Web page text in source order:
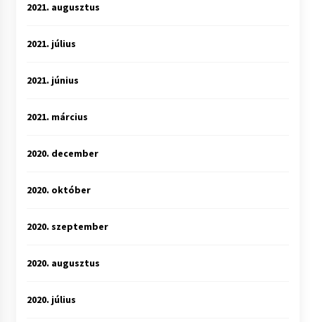
2021. augusztus
2021. július
2021. június
2021. március
2020. december
2020. október
2020. szeptember
2020. augusztus
2020. július